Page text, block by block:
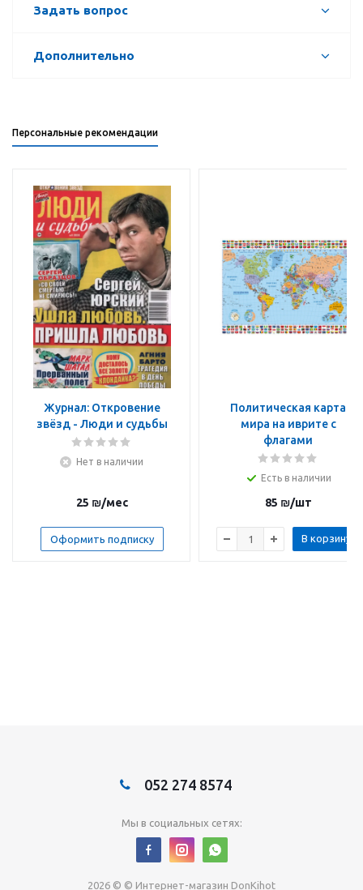
Задать вопрос
Дополнительно
Персональные рекомендации
Журнал: Откровение
звёзд - Люди и судьбы
Нет в наличии
25 ₪/мес
Оформить подписку
Политическая карта
мира на иврите с
флагами
Есть в наличии
85 ₪/шт
В корзину
052 274 8574
Мы в социальных сетях:
2026 © © Интернет-магазин DonKihot